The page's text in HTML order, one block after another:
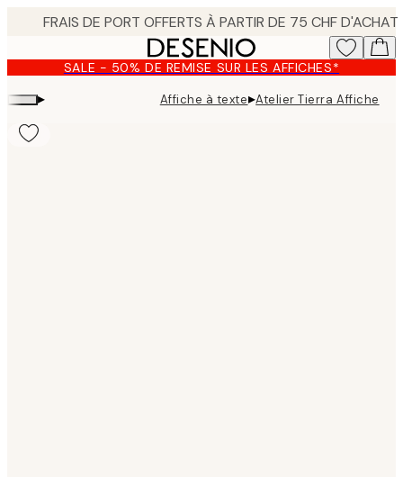
content.SALE - 50% DE REMISE SUR LES AFFICHES*
▸ Affiche à texte▸Atelier Tierra Affiche